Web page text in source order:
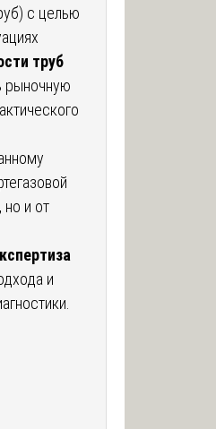
с целью
труб
рыночную
но и от
и